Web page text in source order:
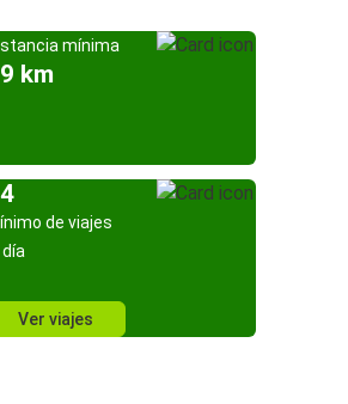
mínima
km
de viajes
Ver viajes